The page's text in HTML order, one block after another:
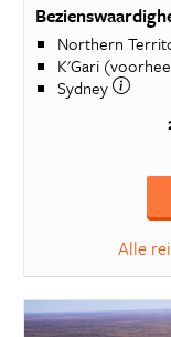
Northern
K'Gari
Sydney
Alle